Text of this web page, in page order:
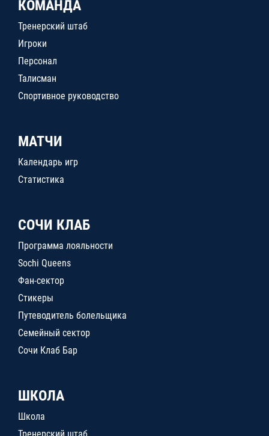
КОМАНДА
Тренерский штаб
Игроки
Персонал
Талисман
Спортивное руководство
МАТЧИ
Календарь игр
Статистика
СОЧИ КЛАБ
Программа лояльности
Sochi Queens
Фан-сектор
Стикеры
Путеводитель болельщика
Семейный сектор
Сочи Клаб Бар
ШКОЛА
Школа